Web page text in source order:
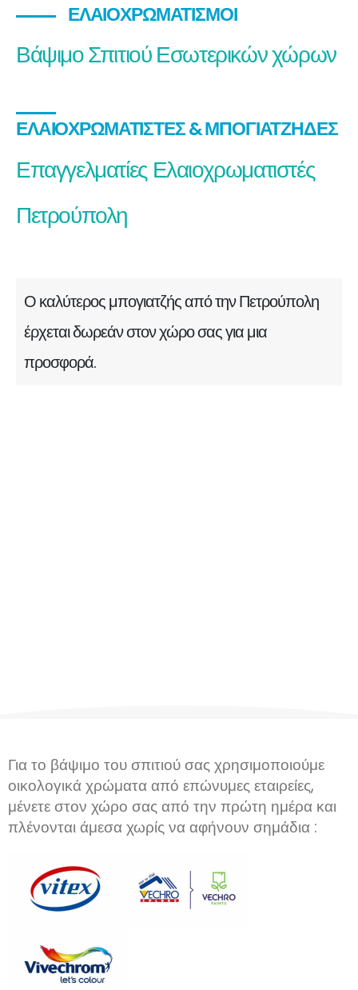
ΕΛΑΙΟΧΡΩΜΑΤΙΣΜΟΊ
Βάψιμο Σπιτιού Εσωτερικών χώρων
ΕΛΑΙΟΧΡΩΜΑΤΙΣΤΈΣ & ΜΠΟΓΙΑΤΖΉΔΕΣ
Επαγγελματίες Ελαιοχρωματιστές
Πετρούπολη
Ο καλύτερος μπογιατζής από την Πετρούπολη
έρχεται δωρεάν στον χώρο σας για μια
προσφορά.
Για το βάψιμο του σπιτιού σας χρησιμοποιούμε
οικολογικά χρώματα από επώνυμες εταιρείες,
μένετε στον χώρο σας από την πρώτη ημέρα και
πλένονται άμεσα χωρίς να αφήνουν σημάδια :